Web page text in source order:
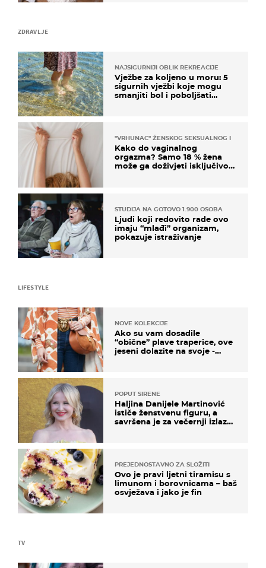
ZDRAVLJE
NAJSIGURNIJI OBLIK REKREACIJE
Vježbe za koljeno u moru: 5
sigurnih vježbi koje mogu
smanjiti bol i poboljšati
"VRHUNAC" ŽENSKOG SEKSUALNOG ISKUSTVA
Kako do vaginalnog
orgazma? Samo 18 % žena
može ga doživjeti isključivo
STUDIJA NA GOTOVO 1.900 OSOBA
Ljudi koji redovito rade ovo
imaju “mlađi” organizam,
pokazuje istraživanje
TV
LIFESTYLE
NOVE KOLEKCIJE
Ako su vam dosadile
“obične” plave traperice, ove
jeseni dolazite na svoje -
POPUT SIRENE
Haljina Danijele Martinović
ističe ženstvenu figuru, a
savršena je za večernji izlazak
PREJEDNOSTAVNO ZA SLOŽITI
Ovo je pravi ljetni tiramisu s
limunom i borovnicama – baš
osvježava i jako je fin